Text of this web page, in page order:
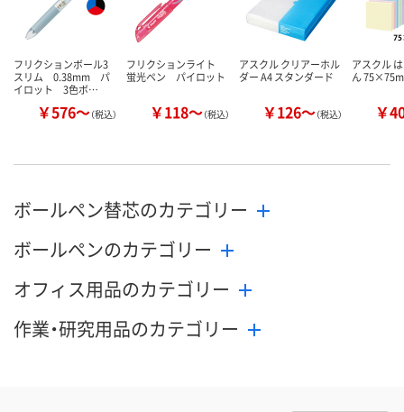
フリクションボール3
スリム 0.38mm パ
イロット 3色ボ…
￥576～（税込）
フリクションライト
蛍光ペン パイロット
￥118～（税込）
アスクル クリアーホル
ダー A4 スタンダード
￥126～（税込）
アスクル
ん
￥
ボールペン替芯のカテゴリー
ボールペンのカテゴリー
オフィス用品のカテゴリー
作業・研究用品のカテゴリー